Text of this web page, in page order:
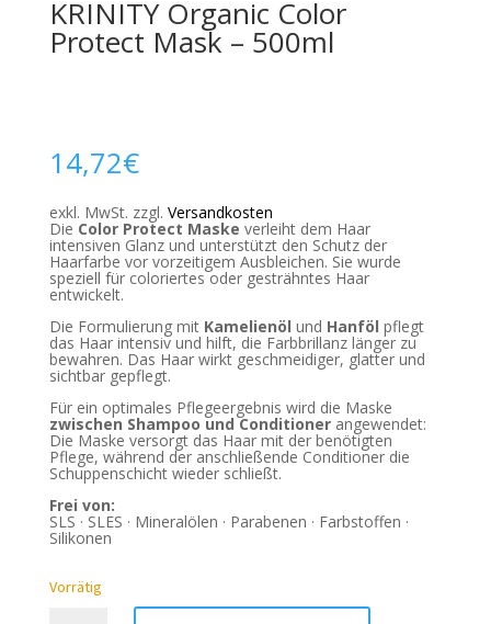
KRINITY Organic Color
Protect Mask – 500ml
14,72€
exkl. MwSt. zzgl. Versandkosten
Die Color Protect Maske verleiht dem Haar
intensiven Glanz und unterstützt den Schutz der
Haarfarbe vor vorzeitigem Ausbleichen. Sie wurde
speziell für coloriertes oder gesträhntes Haar
entwickelt.
Die Formulierung mit Kamelienöl und Hanföl pflegt
das Haar intensiv und hilft, die Farbbrillanz länger zu
bewahren. Das Haar wirkt geschmeidiger, glatter und
sichtbar gepflegt.
Für ein optimales Pflegeergebnis wird die Maske
zwischen Shampoo und Conditionerangewendet:
Die Maske versorgt das Haar mit der benötigten
Pflege, während der anschließende Conditioner die
Schuppenschicht wieder schließt.
Frei von:
SLS · SLES · Mineralölen · Parabenen · Farbstoffen ·
Silikonen
Vorrätig